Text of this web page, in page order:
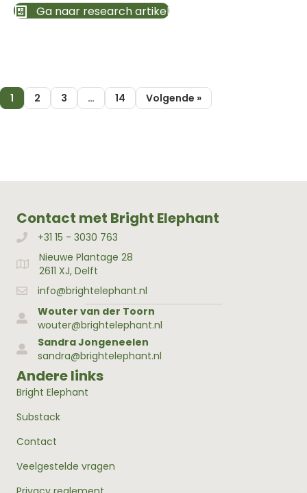
Ga naar research artikel
1 2 3 … 14 Volgende »
Contact met Bright Elephant
Bellen met Bright Elephant
+31 15 - 3030 763
Adres Bright Elephant
Nieuwe Plantage 28
2611 XJ, Delft
info@brightelephant.nl
Wouter van der Toorn
wouter@brightelephant.nl
Sandra Jongeneelen
sandra@brightelephant.nl
Andere links
Bright Elephant
Substack
Contact
Veelgestelde vragen